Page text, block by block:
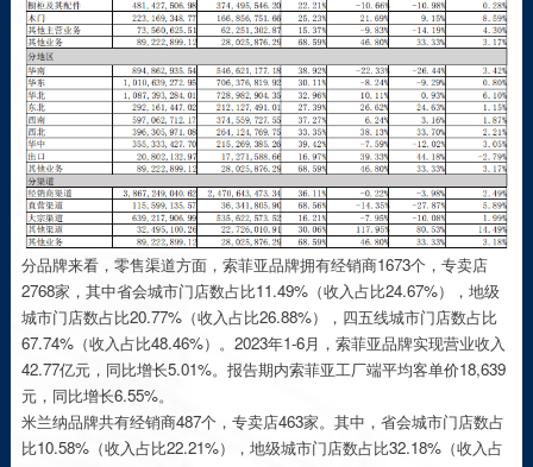
分品牌来看，零售渠道方面，索菲亚品牌拥有经销商1673个，专卖店
2768家，其中省会城市门店数占比11.49%（收入占比24.67%），地级
城市门店数占比20.77%（收入占比26.88%），四五线城市门店数占比
67.74%（收入占比48.46%）。2023年1-6月，索菲亚品牌实现营业收入
42.77亿元，同比增长5.01%。报告期内索菲亚工厂端平均客单价18,639
元，同比增长6.55%。
米兰纳品牌共有经销商487个，专卖店463家。其中，省会城市门店数占
比10.58%（收入占比22.21%），地级城市门店数占比32.18%（收入占